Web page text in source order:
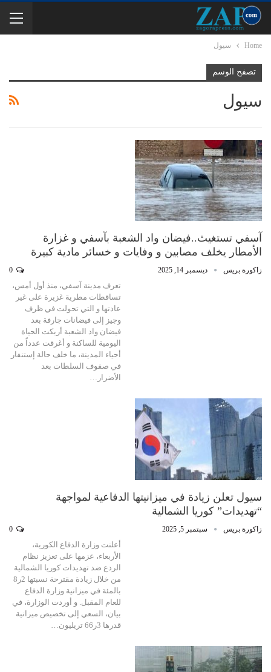
Home سيول
تصفح الوسم
سيول
آسفي تستغيث..فيضان واد الشعبة بآسفي و غزارة
الأمطار يخلف مصابين و وفايات و خسائر مادية كبيرة
زاكورة بريس ديسمبر 14, 2025
تعرف مدينة آسفي، منذ أول أمس،
تساقطات مطرية غزيرة على غير
عادتها و التي تحولت في ظرف
وجيز إلى فيضانات جارفة بعد
فيضان واد الشعبة أربكت الحياة
اليومية للساكنة و أغرقت عدداً من
أحياء المدينة، ما خلف حالة إستنفار
في صفوف السلطات بعد
الأضرار…
سيول تعلن زيادة في ميزانيتها الدفاعية لمواجهة
“تهديدات” كوريا الشمالية
زاكورة بريس سبتمبر 5, 2025
أعلنت وزارة الدفاع الكورية،
الأربعاء، عزمها على تعزيز نظام
الردع ضد تهديدات كوريا الشمالية
من خلال زيادة مقترحة نسبتها 2ر8
بالمئة في ميزانية وزارة الدفاع
للعام المقبل. و أوردت الوزارة، في
بيان، السعي إلى تخصيص ميزانية
قدرها 3ر66 تريليون…